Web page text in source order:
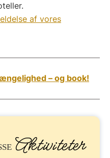
af vores
– og book!
Aktiviteter